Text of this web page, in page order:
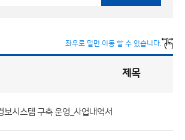
좌우로 밀면 이동 할 수 있습니다.
제목
보시스템 구축 운영_사업내역서